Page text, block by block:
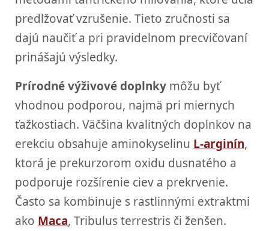
predlžovať vzrušenie. Tieto zručnosti sa
dajú naučiť a pri pravidelnom precvičovaní
prinášajú výsledky.
Prírodné výživové doplnky môžu byť
vhodnou podporou, najmä pri miernych
ťažkostiach. Väčšina kvalitných doplnkov na
erekciu obsahuje aminokyselinu L-arginín,
ktorá je prekurzorom oxidu dusnatého a
podporuje rozšírenie ciev a prekrvenie.
Často sa kombinuje s rastlinnými extraktmi
ako Maca, Tribulus terrestris či ženšen.